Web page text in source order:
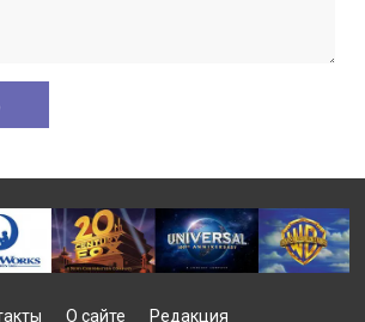
О сайте Редакция